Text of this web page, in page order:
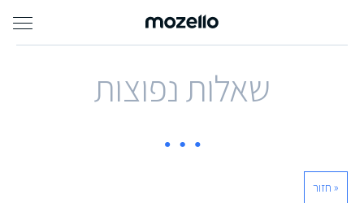
שאלות נפוצות
« חזור